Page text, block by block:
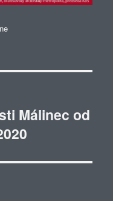
Málinec od